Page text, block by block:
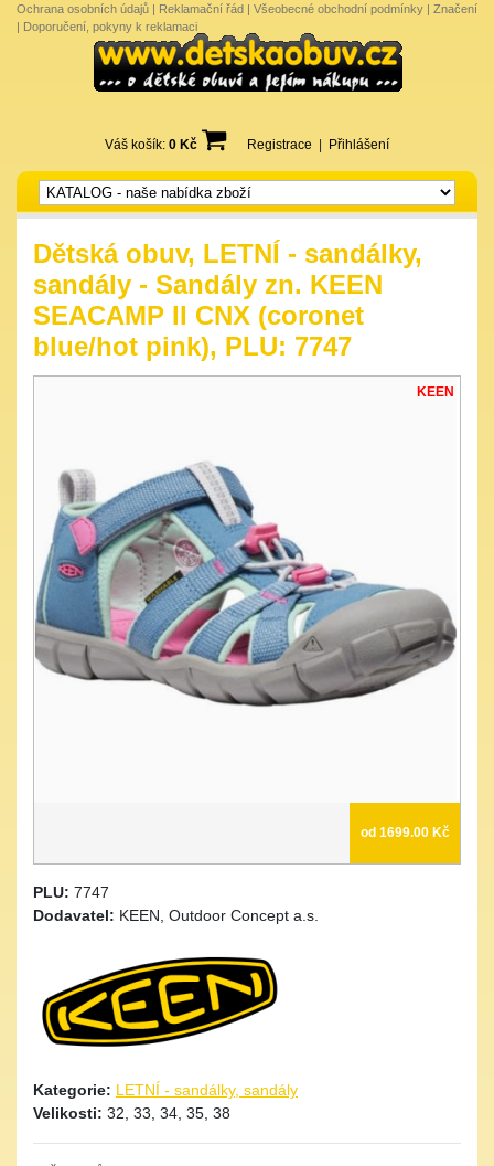
Ochrana osobních údajů | Reklamační řád | Všeobecné obchodní podmínky | Značení
| Doporučení, pokyny k reklamaci
Váš košík: 0 Kč Registrace Přihlášení
Dětská obuv, LETNÍ - sandálky,
sandály - Sandály zn. KEEN
SEACAMP II CNX (coronet
blue/hot pink), PLU: 7747
KEEN
od 1699.00 Kč
PLU: 7747
Dodavatel: KEEN, Outdoor Concept a.s.
Kategorie: LETNÍ - sandálky, sandály
Velikosti: 32, 33, 34, 35, 38